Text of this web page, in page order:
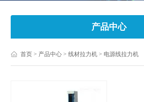
产品中心
首页 > 产品中心 >线材拉力机 > 电源线拉力机